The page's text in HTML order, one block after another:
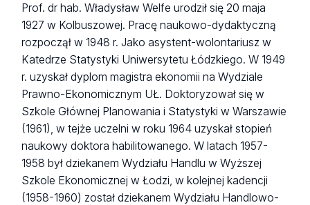
Prof. dr hab. Władysław Welfe urodził się 20 maja
1927 w Kolbuszowej. Pracę naukowo-dydaktyczną
rozpoczął w 1948 r. Jako asystent-wolontariusz w
Katedrze Statystyki Uniwersytetu Łódzkiego. W 1949
r. uzyskał dyplom magistra ekonomii na Wydziale
Prawno-Ekonomicznym UŁ. Doktoryzował się w
Szkole Głównej Planowania i Statystyki w Warszawie
(1961), w tejże uczelni w roku 1964 uzyskał stopień
naukowy doktora habilitowanego. W latach 1957-
1958 był dziekanem Wydziału Handlu w Wyższej
Szkole Ekonomicznej w Łodzi, w kolejnej kadencji
(1958-1960) został dziekanem Wydziału Handlowo-